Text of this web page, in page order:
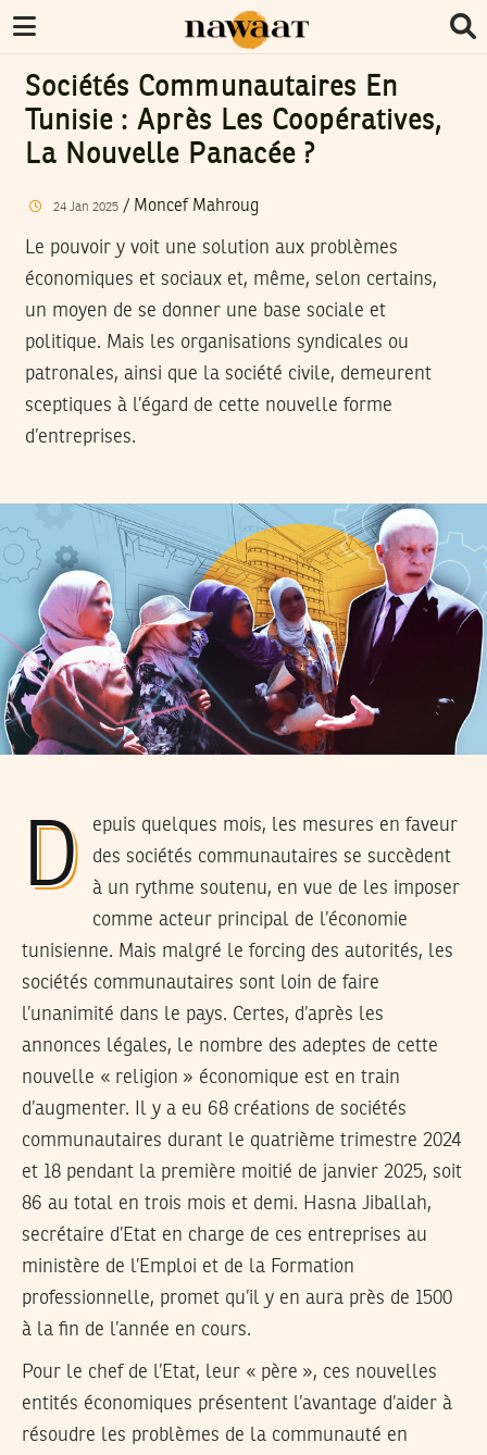
Sociétés Communautaires En
Tunisie : Après Les Coopératives,
La Nouvelle Panacée ?
24 Jan 2025/ Moncef Mahroug
Le pouvoir y voit une solution aux problèmes
économiques et sociaux et, même, selon certains,
un moyen de se donner une base sociale et
politique. Mais les organisations syndicales ou
patronales, ainsi que la société civile, demeurent
sceptiques à l’égard de cette nouvelle forme
d’entreprises.
Depuis quelques mois, les mesures en faveur
des sociétés communautaires se succèdent
à un rythme soutenu, en vue de les imposer
comme acteur principal de l’économie
tunisienne. Mais malgré le forcing des autorités, les
sociétés communautaires sont loin de faire
l’unanimité dans le pays. Certes, d’après les
annonces légales, le nombre des adeptes de cette
nouvelle « religion » économique est en train
d’augmenter. Il y a eu 68 créations de sociétés
communautaires durant le quatrième trimestre 2024
et 18 pendant la première moitié de janvier 2025, soit
86 au total en trois mois et demi. Hasna Jiballah,
secrétaire d’Etat en charge de ces entreprises au
ministère de l’Emploi et de la Formation
professionnelle, promet qu’il y en aura près de 1500
à la fin de l’année en cours.
Pour le chef de l’Etat, leur « père », ces nouvelles
entités économiques présentent l’avantage d’aider à
résoudre les problèmes de la communauté en